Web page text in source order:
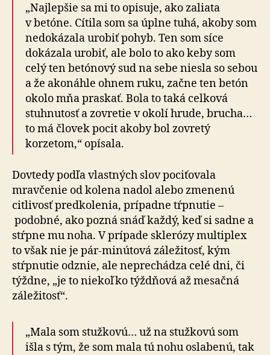
„Najlepšie sa mi to opisuje, ako zaliata
v betóne. Cítila som sa úplne tuhá, akoby som
nedokázala urobiť pohyb. Ten som síce
dokázala urobiť, ale bolo to ako keby som
celý ten betónový sud na sebe niesla so sebou
a že akonáhle ohnem ruku, začne ten betón
okolo mňa praskať. Bola to taká celková
stuhnutosť a zovretie v okolí hrude, brucha…
to má človek pocit akoby bol zovretý
korzetom,“ opísala.
Dovtedy podľa vlastných slov pociťovala
mravčenie od kolena nadol alebo zmenenú
citlivosť predkolenia, prípadne tŕpnutie –
podobné, ako pozná snáď každý, keď si sadne a
stŕpne mu noha. V prípade sklerózy multiplex
to však nie je pár-minútová záležitosť, kým
stŕpnutie odznie, ale neprechádza celé dni, či
týždne, „je to niekoľko týždňová až mesačná
záležitosť“.
„Mala som stužkovú… už na stužkovú som
išla s tým, že som mala tú nohu oslabenú, tak